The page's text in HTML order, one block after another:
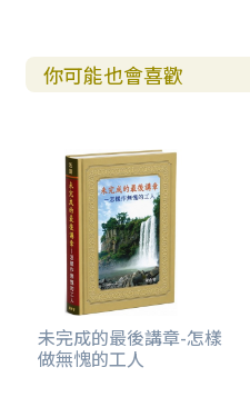
你可能也會喜歡
未完成的最後講章-怎樣
做無愧的工人